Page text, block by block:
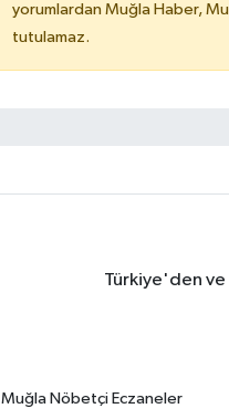
yorumlardan Muğla Haber,
tutulamaz.
Türkiye'den ve
Muğla Nöbetçi Eczaneler